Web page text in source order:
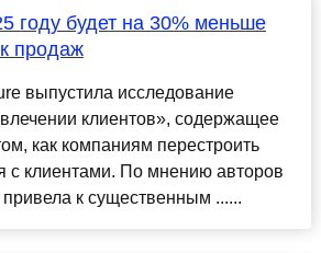
году будет на 30% меньше
продаж
выпустила исследование
клиентов», содержащее
как компаниям перестроить
с клиентами. По мнению авторов
к существенным ......